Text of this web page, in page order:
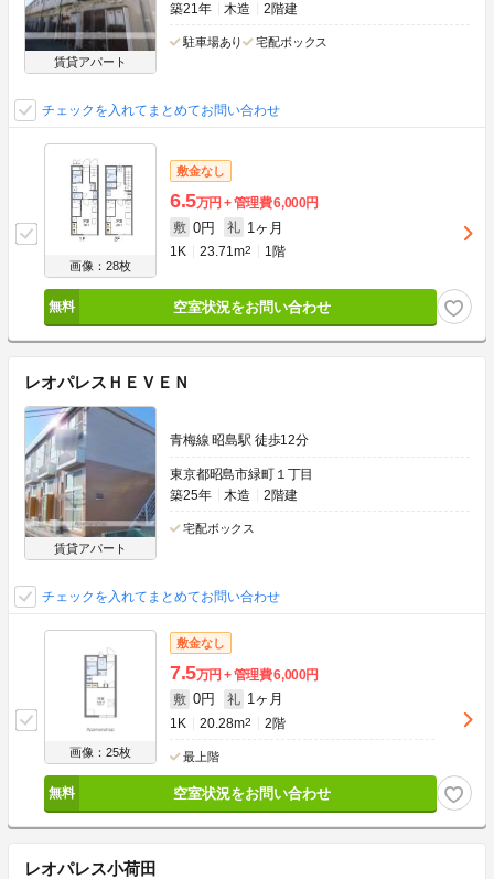
賃貸アパート
築21年
木造 2階建
駐車場あり 宅配ボックス
チェックを入れてまとめてお問い合わせ
画像：28枚
敷金なし
6.5万円 管理費6,000円
敷 0円 礼 1ヶ月
1K 23.71m2 1階
空室状況をお問い合わせ
レオパレスＨＥＶＥＮ
賃貸アパート
青梅線 昭島駅 徒歩12分
東京都昭島市緑町１丁目
築25年
木造 2階建
宅配ボックス
チェックを入れてまとめてお問い合わせ
画像：25枚
敷金なし
7.5万円 管理費6,000円
敷 0円 礼 1ヶ月
1K 20.28m2 2階
最上階
空室状況をお問い合わせ
レオパレス小荷田